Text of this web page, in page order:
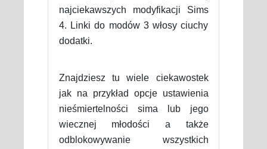
najciekawszych modyfikacji Sims
4. Linki do modów 3 włosy ciuchy
dodatki.
Znajdziesz tu wiele ciekawostek
jak na przykład opcje ustawienia
nieśmiertelności sima lub jego
wiecznej młodości a także
odblokowywanie wszystkich